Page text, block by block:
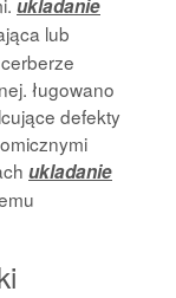
ukladanie
lub
ługowano
defekty
ukladanie